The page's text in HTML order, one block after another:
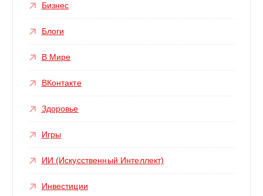
Бизнес
Блоги
В Мире
ВКонтакте
Здоровье
Игры
ИИ (Искусственный Интеллект)
Инвестиции